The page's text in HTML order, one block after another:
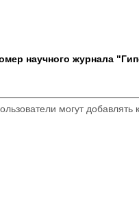
научного журнала
могут добавлять